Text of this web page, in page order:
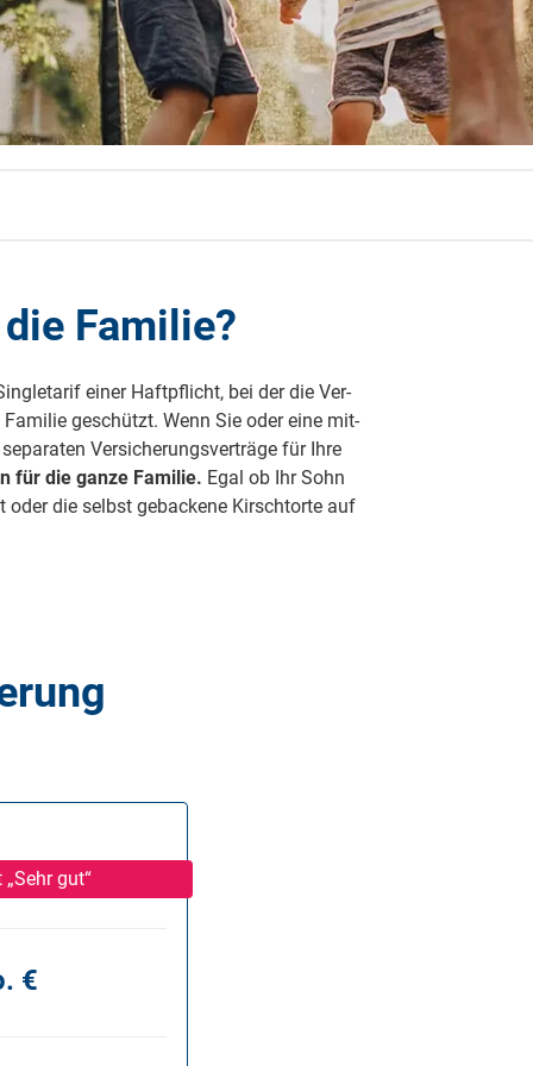
neue Elterngeld
Zuhause absichern
Familie?
einer Haftpflicht, bei der die Ver­
geschützt. Wenn Sie oder eine mit­
Versicherungs­verträge für Ihre
für die ganze Familie. Egal ob Ihr Sohn
die selbst gebackene Kirsch­torte auf
gut“
€